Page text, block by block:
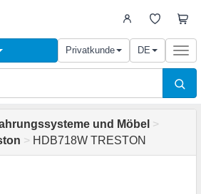
Privatkunde DE
und Möbel >
> HDB718W TRESTON